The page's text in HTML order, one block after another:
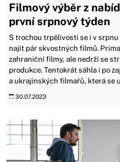
Filmový výběr z
první srpnový týden
S trochou trpělivosti se i v
najít pár skvostných filmů.
zahraniční filmy, ale nedrží se
produkce. Tentokrát sáhla i po
a ukrajinských filmařů, která se
30.07.2023